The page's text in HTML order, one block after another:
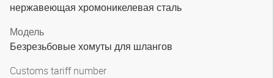
нержавеющая хромоникелевая сталь
Модель
Безрезьбовые хомуты для шлангов
Customs tariff number